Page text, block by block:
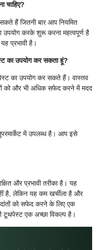
चाहिए?
हैं जितनी बार आप नियमित
उपयोग करके शुरू करना महत्वपूर्ण है
प्रभावी है।
का उपयोग कर सकता हूं?
का उपयोग कर सकते हैं। वास्तव
को और भी अधिक सफेद करने में मदद
में उपलब्ध है। आप इसे
और प्रभावी तरीका है। यह
है, लेकिन यह कम खर्चीला है और
को सफेद करने के लिए एक
टूथपेस्ट एक अच्छा विकल्प है।